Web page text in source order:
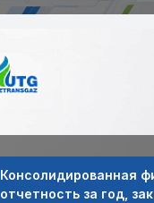
Консолидированная
отчетность за год,